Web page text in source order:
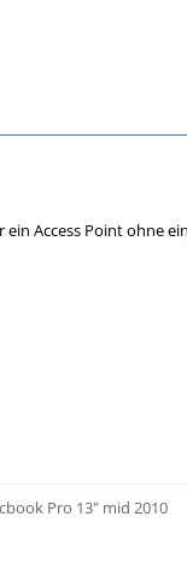
ein Access Point ohne
Pro 13" mid 2010